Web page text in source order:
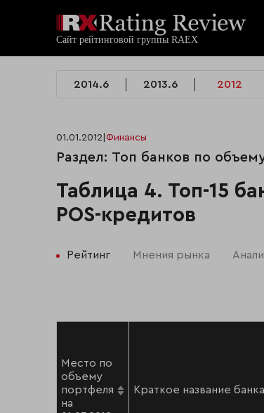
2014.6 2013.6 2012
01.01.2012 Финансы
Раздел: Топ банков по
Таблица 4. Топ-15
POS-кредитов
Рейтинг Мнения рынка
Место по
объему
портфеля
на
Краткое название банка